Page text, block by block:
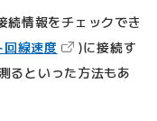
続情報をチェックでき
す）
線速度 （新しいタブで
)に接続す
きます）
るといった方法もあ